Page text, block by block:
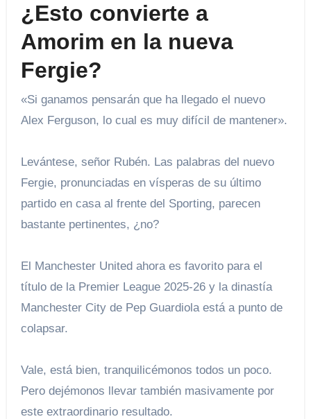
¿Esto convierte a
Amorim en la nueva
Fergie?
«Si ganamos pensarán que ha llegado el nuevo
Alex Ferguson, lo cual es muy difícil de mantener».
Levántese, señor Rubén. Las palabras del nuevo
Fergie, pronunciadas en vísperas de su último
partido en casa al frente del Sporting, parecen
bastante pertinentes, ¿no?
El Manchester United ahora es favorito para el
título de la Premier League 2025-26 y la dinastía
Manchester City de Pep Guardiola está a punto de
colapsar.
Vale, está bien, tranquilicémonos todos un poco.
Pero dejémonos llevar también masivamente por
este extraordinario resultado.